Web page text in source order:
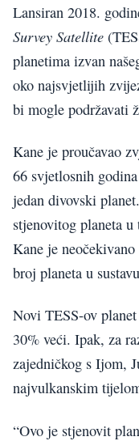
Lansiran 2018.
Survey Satellite
planetima izvan
oko najsvjetlijih
bi mogle podržavati
Kane je proučavao
66 svjetlosnih
jedan divovski
stjenovitog planeta
Kane je neočekivano
broj planeta u
Novi TESS-ov
30% veći. Ipak, za
zajedničkog s Ijom,
najvulkanskim
“Ovo je stjenovit